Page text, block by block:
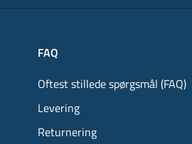
FAQ
Oftest stillede spørgsmål (FAQ)
Levering
Returnering